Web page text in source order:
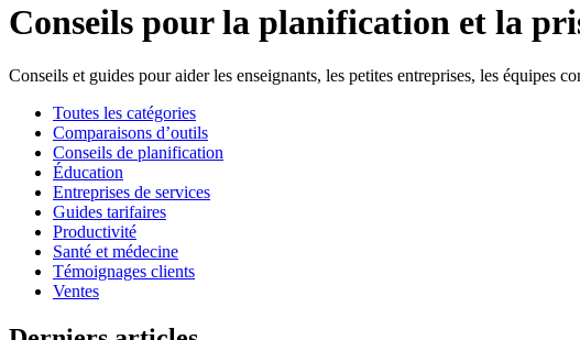
Conseils pour la planification et la
Conseils et guides pour aider les enseignants, les petites entreprises, les équipes
Toutes les catégories
Comparaisons d’outils
Conseils de planification
Éducation
Entreprises de services
Guides tarifaires
Productivité
Santé et médecine
Témoignages clients
Ventes